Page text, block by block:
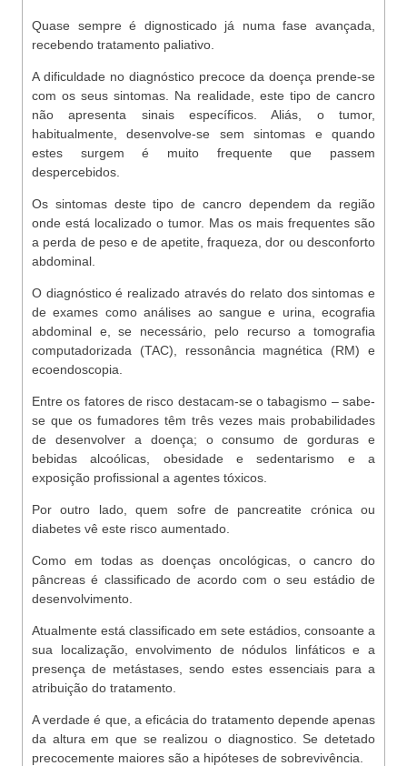
Quase sempre é dignosticado já numa fase avançada,
recebendo tratamento paliativo.
A dificuldade no diagnóstico precoce da doença prende-se
com os seus sintomas. Na realidade, este tipo de cancro
não apresenta sinais específicos. Aliás, o tumor,
habitualmente, desenvolve-se sem sintomas e quando
estes surgem é muito frequente que passem
despercebidos.
Os sintomas deste tipo de cancro dependem da região
onde está localizado o tumor. Mas os mais frequentes são
a perda de peso e de apetite, fraqueza, dor ou desconforto
abdominal.
O diagnóstico é realizado através do relato dos sintomas e
de exames como análises ao sangue e urina, ecografia
abdominal e, se necessário, pelo recurso a tomografia
computadorizada (TAC), ressonância magnética (RM) e
ecoendoscopia.
Entre os fatores de risco destacam-se o tabagismo – sabe-
se que os fumadores têm três vezes mais probabilidades
de desenvolver a doença; o consumo de gorduras e
bebidas alcoólicas, obesidade e sedentarismo e a
exposição profissional a agentes tóxicos.
Por outro lado, quem sofre de pancreatite crónica ou
diabetes vê este risco aumentado.
Como em todas as doenças oncológicas, o cancro do
pâncreas é classificado de acordo com o seu estádio de
desenvolvimento.
Atualmente está classificado em sete estádios, consoante a
sua localização, envolvimento de nódulos linfáticos e a
presença de metástases, sendo estes essenciais para a
atribuição do tratamento.
A verdade é que, a eficácia do tratamento depende apenas
da altura em que se realizou o diagnostico. Se detetado
precocemente maiores são a hipóteses de sobrevivência.